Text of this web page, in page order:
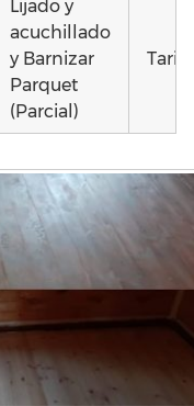
Lijado y
acuchillado
y Barnizar
Parquet
(Parcial)
parquet o
Tarima
Vivienda